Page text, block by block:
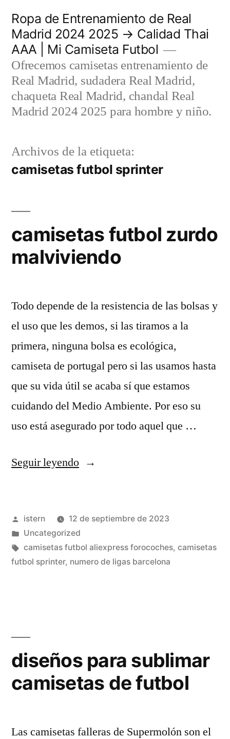
contenido
Ropa de Entrenamiento de Real
Madrid 2024 2025 → Calidad Thai
AAA | Mi Camiseta Futbol
Ofrecemos camisetas entrenamiento de
Real Madrid, sudadera Real Madrid,
chaqueta Real Madrid, chandal Real
Madrid 2024 2025 para hombre y niño.
Archivos de la etiqueta:
camisetas futbol sprinter
camisetas futbol zurdo
malviviendo
Todo depende de la resistencia de las bolsas y
el uso que les demos, si las tiramos a la
primera, ninguna bolsa es ecológica,
camiseta de portugal pero si las usamos hasta
que su vida útil se acaba sí que estamos
cuidando del Medio Ambiente. Por eso su
uso está asegurado por todo aquel que …
Seguir leyendo«camisetas
malviviendo»
Publicado
por
istern
12 de septiembre de 2023
Publicado
en
Uncategorized
Etiquetas:
camisetas futbol aliexpress forocoches, camisetas
futbol sprinter, numero de ligas barcelona
diseños para sublimar
camisetas de futbol
Las camisetas falleras de Supermolón son el